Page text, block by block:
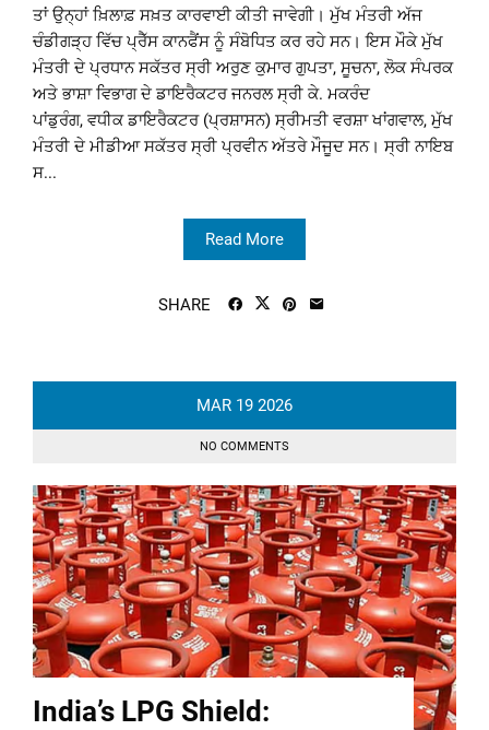
ਤਾਂ ਉਨ੍ਹਾਂ ਖ਼ਿਲਾਫ਼ ਸਖ਼ਤ ਕਾਰਵਾਈ ਕੀਤੀ ਜਾਵੇਗੀ। ਮੁੱਖ ਮੰਤਰੀ ਅੱਜ
ਚੰਡੀਗੜ੍ਹ ਵਿੱਚ ਪ੍ਰੈੱਸ ਕਾਨਫੈਂਸ ਨੂੰ ਸੰਬੋਧਿਤ ਕਰ ਰਹੇ ਸਨ। ਇਸ ਮੌਕੇ ਮੁੱਖ
ਮੰਤਰੀ ਦੇ ਪ੍ਰਧਾਨ ਸਕੱਤਰ ਸ੍ਰੀ ਅਰੁਣ ਕੁਮਾਰ ਗੁਪਤਾ, ਸੂਚਨਾ, ਲੋਕ ਸੰਪਰਕ
ਅਤੇ ਭਾਸ਼ਾ ਵਿਭਾਗ ਦੇ ਡਾਇਰੈਕਟਰ ਜਨਰਲ ਸ੍ਰੀ ਕੇ. ਮਕਰੰਦ
ਪਾਂਡੁਰੰਗ, ਵਧੀਕ ਡਾਇਰੈਕਟਰ (ਪ੍ਰਸ਼ਾਸਨ) ਸ੍ਰੀਮਤੀ ਵਰਸ਼ਾ ਖਾਂਗਵਾਲ, ਮੁੱਖ
ਮੰਤਰੀ ਦੇ ਮੀਡੀਆ ਸਕੱਤਰ ਸ੍ਰੀ ਪ੍ਰਵੀਨ ਅੱਤਰੇ ਮੌਜੂਦ ਸਨ। ਸ੍ਰੀ ਨਾਇਬ
ਸ...
Read More
SHARE
MAR 19 2026
NO COMMENTS
India’s LPG Shield: